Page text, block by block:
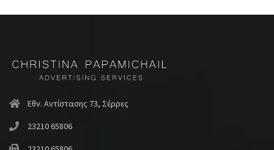
Εθν. Αντίστασης 73, Σέρρες
23210 65806